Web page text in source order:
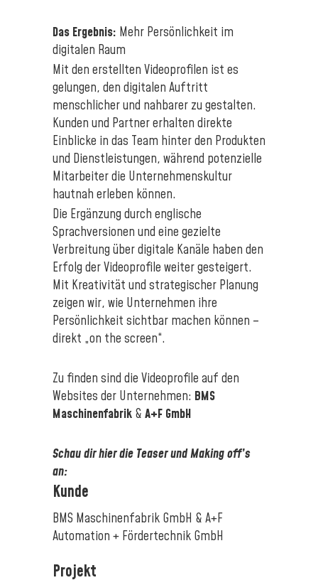
Das Ergebnis: Mehr Persönlichkeit im
digitalen Raum
Mit den erstellten Videoprofilen ist es
gelungen, den digitalen Auftritt
menschlicher und nahbarer zu gestalten.
Kunden und Partner erhalten direkte
Einblicke in das Team hinter den Produkten
und Dienstleistungen, während potenzielle
Mitarbeiter die Unternehmenskultur
hautnah erleben können.
Die Ergänzung durch englische
Sprachversionen und eine gezielte
Verbreitung über digitale Kanäle haben den
Erfolg der Videoprofile weiter gesteigert.
Mit Kreativität und strategischer Planung
zeigen wir, wie Unternehmen ihre
Persönlichkeit sichtbar machen können –
direkt „on the screen“.
Zu finden sind die Videoprofile auf den
Websites der Unternehmen: BMS
Maschinenfabrik & A+F GmbH
Schau dir hier die Teaser und Making off’s
an:
Kunde
BMS Maschinenfabrik GmbH & A+F
Automation + Fördertechnik GmbH
Projekt